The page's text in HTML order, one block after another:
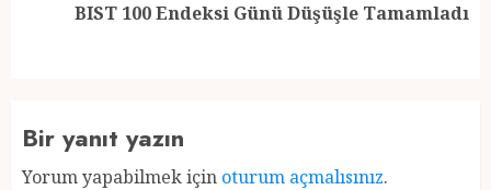
BIST 100 Endeksi Günü Düşüşle Tamamladı
Bir yanıt yazın
Yorum yapabilmek için oturum açmalısınız.